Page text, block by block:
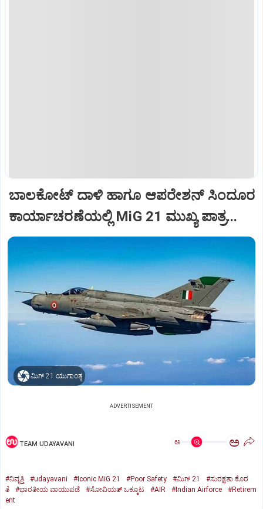
ಬಾಲಕೋಟ್‌ ದಾಳಿ ಹಾಗೂ ಆಪರೇಶನ್‌ ಸಿಂದೂರ
ಕಾರ್ಯಾಚರಣೆಯಲ್ಲಿ MiG 21 ಮುಖ್ಯ ಪಾತ್ರ...
ಮಿಗ್‌ 21 ಯುಗಾಂತ್ಯ
ADVERTISEMENT
TEAM UDAYAVANI ಅ ಅ
#ನಿವೃತ್ತಿ #udayavani #Iconic MiG 21 #Poor Safety #ಮಿಗ್‌ 21
#ಸುರಕ್ಷತಾ ಕೊರ
ತೆ
#ಭಾರತೀಯ ವಾಯುಪಡೆ #ಸೋವಿಯತ್‌ ಒಕ್ಕೂಟ #AIR #Indian Airforce
#Retirem
ent